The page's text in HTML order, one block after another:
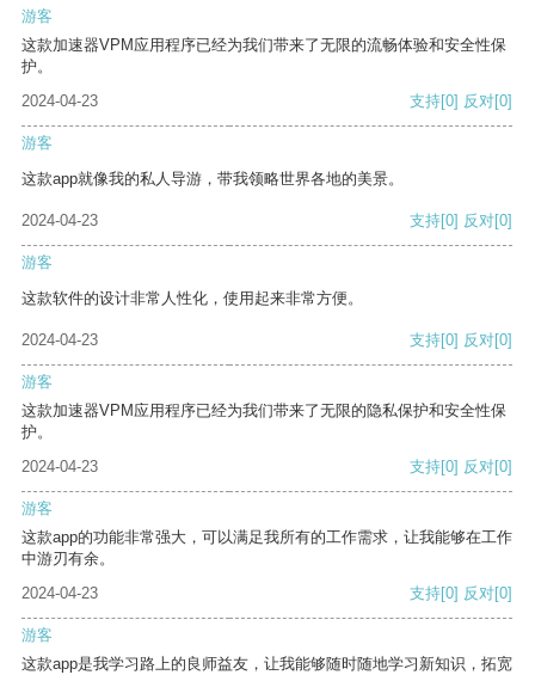
游客
这款加速器VPM应用程序已经为我们带来了无限的流畅体验和安全性保
护。
2024-04-23
支持[0] 反对[0]
游客
这款app就像我的私人导游，带我领略世界各地的美景。
2024-04-23 支持[0] 反对[0]
游客
这款软件的设计非常人性化，使用起来非常方便。
2024-04-23 支持[0] 反对[0]
游客
这款加速器VPM应用程序已经为我们带来了无限的隐私保护和安全性保
护。
2024-04-23
支持[0] 反对[0]
游客
这款app的功能非常强大，可以满足我所有的工作需求，让我能够在工作
中游刃有余。
2024-04-23
支持[0] 反对[0]
游客
这款app是我学习路上的良师益友，让我能够随时随地学习新知识，拓宽